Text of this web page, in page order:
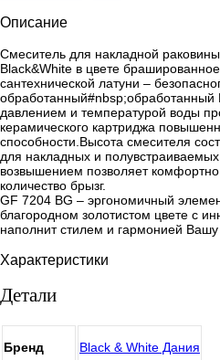
Описание
Смеситель для накладной раковины
Black&White в цвете
сантехнической латуни –
обработанный#nbsp;обработанный
давлением и температурой воды
керамического картриджа
способности.Высота смесителя
для накладных и
возвышением позволяет
количество брызг.
GF 7204 BG – эргономичный
благородном золотистом цвете с
наполнит стилем и гармонией Вашу
Характеристики
Детали
Бренд Black & White Дания